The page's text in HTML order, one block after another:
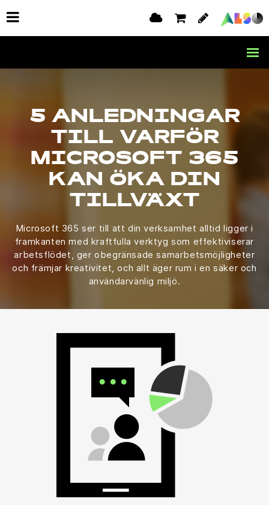
5 ANLEDNINGAR
TILL VARFÖR
MICROSOFT 365
KAN ÖKA DIN
TILLVÄXT
Microsoft 365 ser till att din verksamhet alltid ligger i
framkanten med kraftfulla verktyg som effektiviserar
arbetsflödet, ger obegränsade samarbetsmöjligheter
och främjar kreativitet, och allt äger rum i en säker och
användarvänlig miljö.